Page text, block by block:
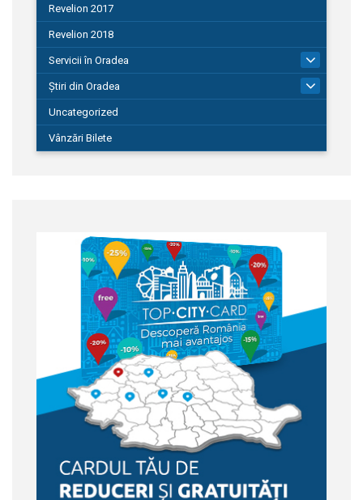
Revelion 2017
Revelion 2018
Servicii în Oradea
Știri din Oradea
Uncategorized
Vânzări Bilete